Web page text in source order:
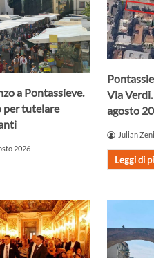
a Pontassieve.
tutelare
2026
Via
agosto
Julian Zeni
Leggi di